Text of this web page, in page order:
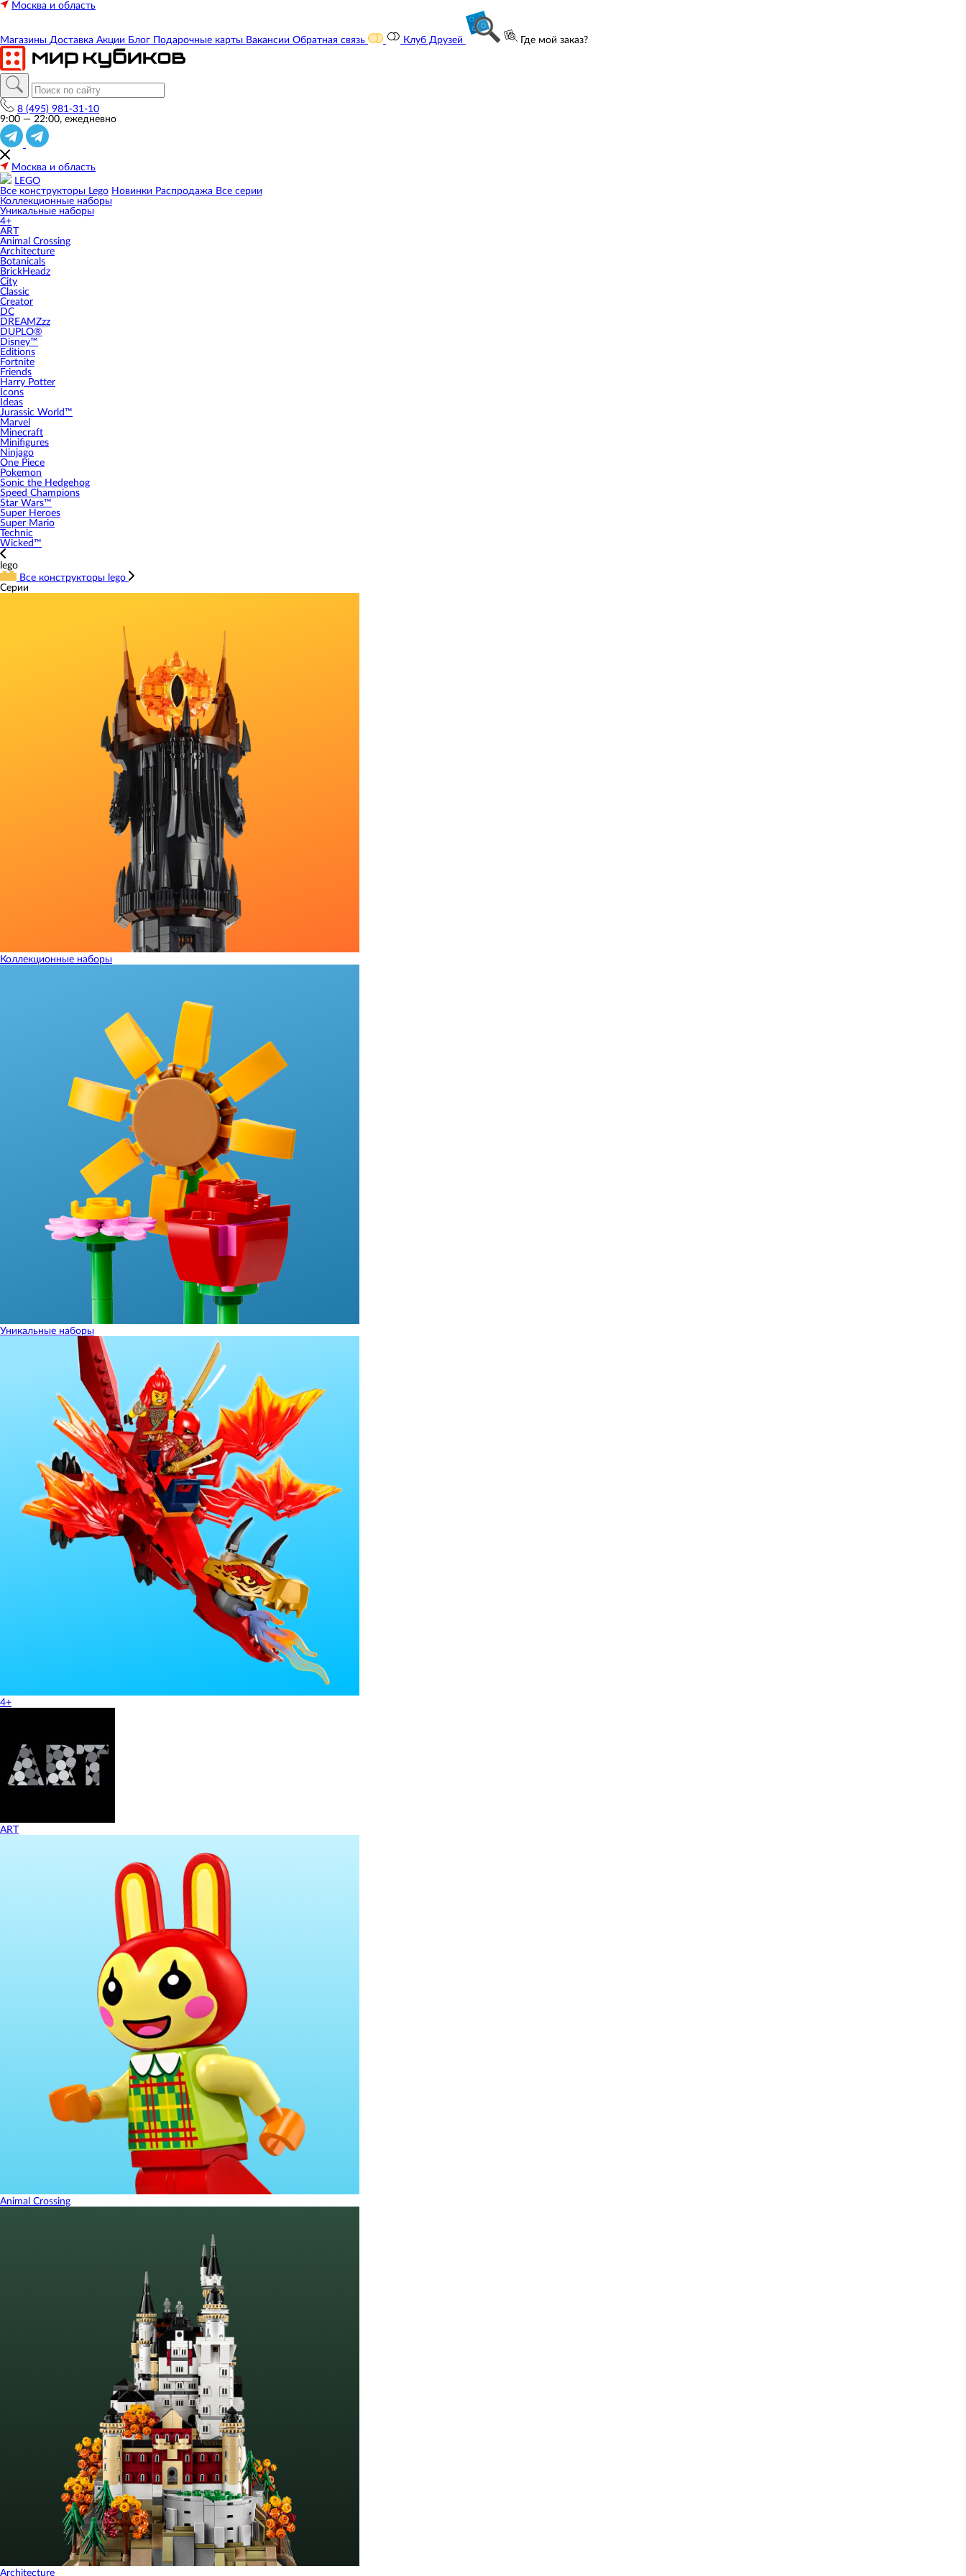
Москва и область
Магазины Доставка Акции Блог Подарочные карты Вакансии Обратная связь Клуб Друзей Где мой заказ?
8 (495) 981-31-10
9:00 — 22:00, ежедневно
Москва и область
LEGO
Все конструкторы Lego Новинки Распродажа Все серии
Коллекционные наборы
Уникальные наборы
4+
ART
Animal Crossing
Architecture
Botanicals
BrickHeadz
City
Classic
Creator
DC
DREAMZzz
DUPLO®
Disney™
Editions
Fortnite
Friends
Harry Potter
Icons
Ideas
Jurassic World™
Marvel
Minecraft
Minifigures
Ninjago
One Piece
Pokemon
Sonic the Hedgehog
Speed Champions
Star Wars™
Super Heroes
Super Mario
Technic
Wicked™
lego
Все конструкторы lego
Серии
Коллекционные наборы
Уникальные наборы
4+
ART
Animal Crossing
Architecture